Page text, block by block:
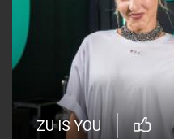
ZU IS YOU